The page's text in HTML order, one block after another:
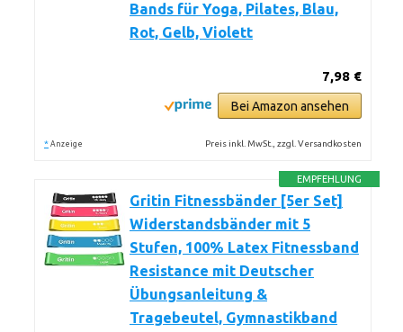
Bands für Yoga, Pilates, Blau,
Rot, Gelb, Violett
7,98 €
Bei Amazon ansehen
* Anzeige Preis inkl. MwSt., zzgl. Versandkosten
EMPFEHLUNG
Gritin Fitnessbänder [5er Set]
Widerstandsbänder mit 5
Stufen, 100% Latex Fitnessband
Resistance mit Deutscher
Übungsanleitung &
Tragebeutel, Gymnastikband